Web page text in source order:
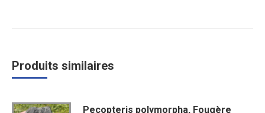
Produits similaires
Pecopteris polymorpha, Fougère